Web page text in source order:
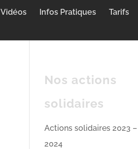
Vidéos Infos Pratiques Tarifs
Nos actions
solidaires
Actions solidaires 2023 –
2024